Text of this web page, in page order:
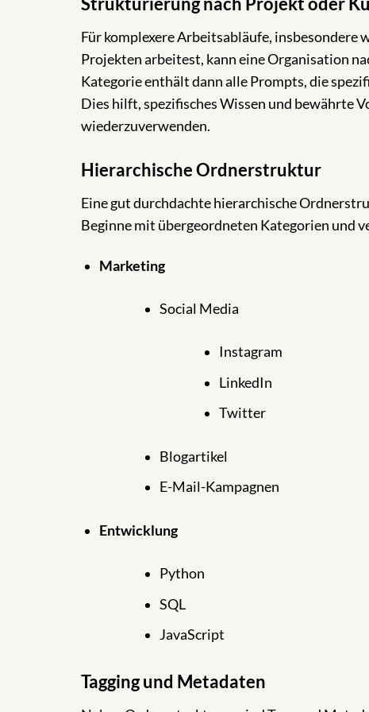
Für komplexere Arbeitsabläufe, insbesondere
Projekten arbeitest, kann eine Organisation
Kategorie enthält dann alle Prompts, die
Dies hilft, spezifisches Wissen und bewährte
wiederzuverwenden.
Hierarchische Ordnerstruktur
Eine gut durchdachte hierarchische
Beginne mit übergeordneten Kategorien und
Marketing
Social Media
Instagram
LinkedIn
Twitter
Blogartikel
E-Mail-Kampagnen
Entwicklung
Python
SQL
JavaScript
Tagging und Metadaten